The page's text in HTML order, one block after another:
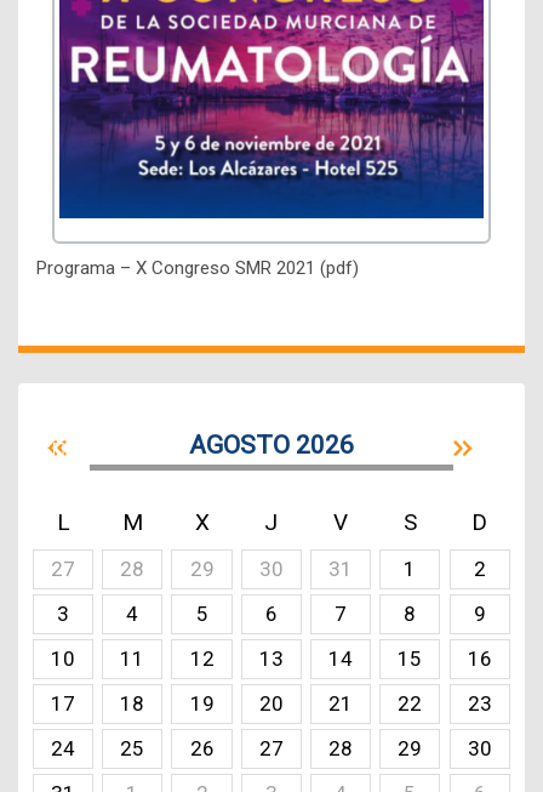
Programa – X Congreso SMR 2021 (pdf)
AGOSTO 2026
L M X J V S D
27 28 29 30 31 1
2
3
4 5 6 7 8
9
10
11 12 13 14 15
16
17
18 19 20 21 22
23
24
25 26 27 28 29
30